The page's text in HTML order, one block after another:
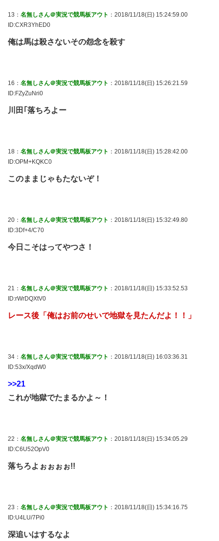
13： 名無しさん＠実況で競馬板アウト ：2018/11/18(日) 15:24:59.00
ID:CXR3YhED0
俺は馬は殺さないその怨念を殺す
16： 名無しさん＠実況で競馬板アウト ：2018/11/18(日) 15:26:21.59
ID:FZyZuNri0
川田｢落ちろよー
18： 名無しさん＠実況で競馬板アウト ：2018/11/18(日) 15:28:42.00
ID:OPM+KQKC0
このままじゃもたないぞ！
20： 名無しさん＠実況で競馬板アウト ：2018/11/18(日) 15:32:49.80
ID:3Df+4/C70
今日こそはってやつさ！
21： 名無しさん＠実況で競馬板アウト ：2018/11/18(日) 15:33:52.53
ID:rWrDQXtV0
レース後「俺はお前のせいで地獄を見たんだよ！！」
34： 名無しさん＠実況で競馬板アウト ：2018/11/18(日) 16:03:36.31
ID:53x/XqdW0
>>21
これが地獄でたまるかよ～！
22： 名無しさん＠実況で競馬板アウト ：2018/11/18(日) 15:34:05.29
ID:C6U52OpV0
落ちろよぉぉぉぉ!!
23： 名無しさん＠実況で競馬板アウト ：2018/11/18(日) 15:34:16.75
ID:U4LU/7Pi0
深追いはするなよ